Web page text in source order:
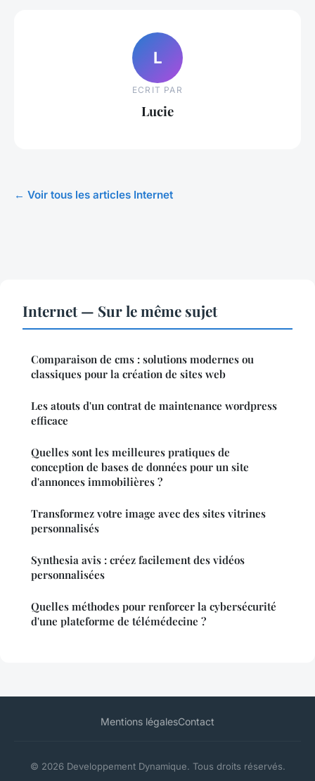
L
ECRIT PAR
Lucie
← Voir tous les articles Internet
Internet — Sur le même sujet
Comparaison de cms : solutions modernes ou
classiques pour la création de sites web
Les atouts d'un contrat de maintenance wordpress
efficace
Quelles sont les meilleures pratiques de
conception de bases de données pour un site
d'annonces immobilières ?
Transformez votre image avec des sites vitrines
personnalisés
Synthesia avis : créez facilement des vidéos
personnalisées
Quelles méthodes pour renforcer la cybersécurité
d'une plateforme de télémédecine ?
Mentions légalesContact
© 2026 Developpement Dynamique. Tous droits réservés.